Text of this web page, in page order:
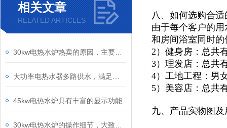
相关文章
RELATED ARTICLES
45kw电热水炉具有丰富的显示功能
八、如何选购合
由于每个客户的
和房间浴室同时的
2）健身房：总共
3）理发店：总共
4）工地工程：男
5）美容店：总共
九、产品实物图